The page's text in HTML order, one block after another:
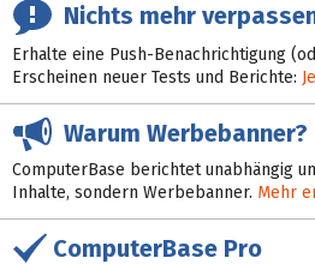
Nichts mehr
Erhalte eine Push-Benachrichtigung
Erscheinen neuer Tests und Berichte:
Warum Werbebanner?
ComputerBase berichtet unabhängig
Inhalte, sondern Werbebanner. Mehr
ComputerBase Pro